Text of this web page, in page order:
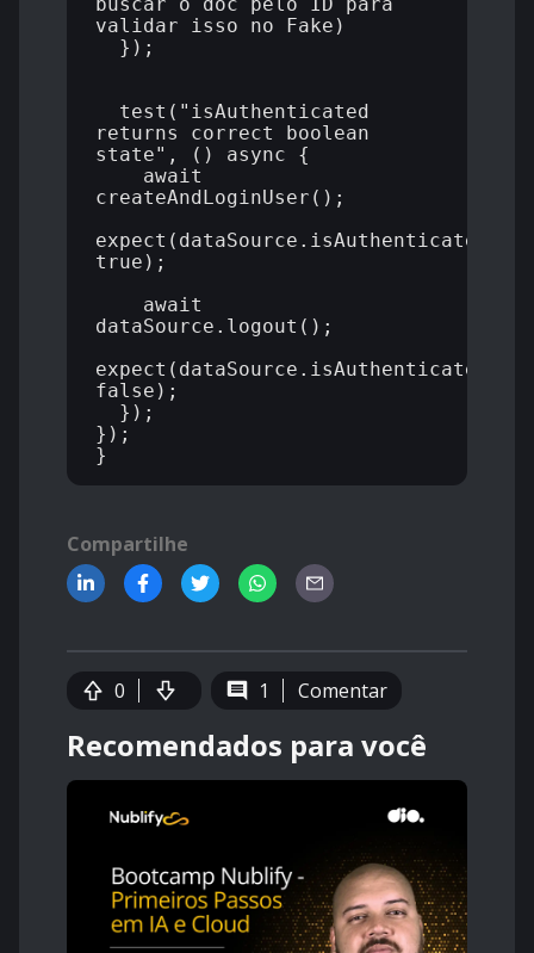
validar isso no Fake)
});
test("isAuthenticated
returns correct boolean
state", () async {
await
createAndLoginUser();
expect(dataSource.isAuthenticated(),
true);
await
dataSource.logout();
expect(dataSource.isAuthenticated(),
false);
});
});
Compartilhe
0 1 Comentar
Recomendados para você